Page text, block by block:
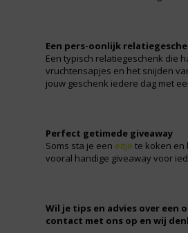
Een pers-oonlijk
Een typisch relatiegeschenk die
vruchtensapjes en het snijden
jouw geschenk iedere dag met
Perfect getimede giveaway
Soms sta je een eitje te koken en
vooral handige giveaway voor
Wil je tips en advies over een
contact met ons op en wij